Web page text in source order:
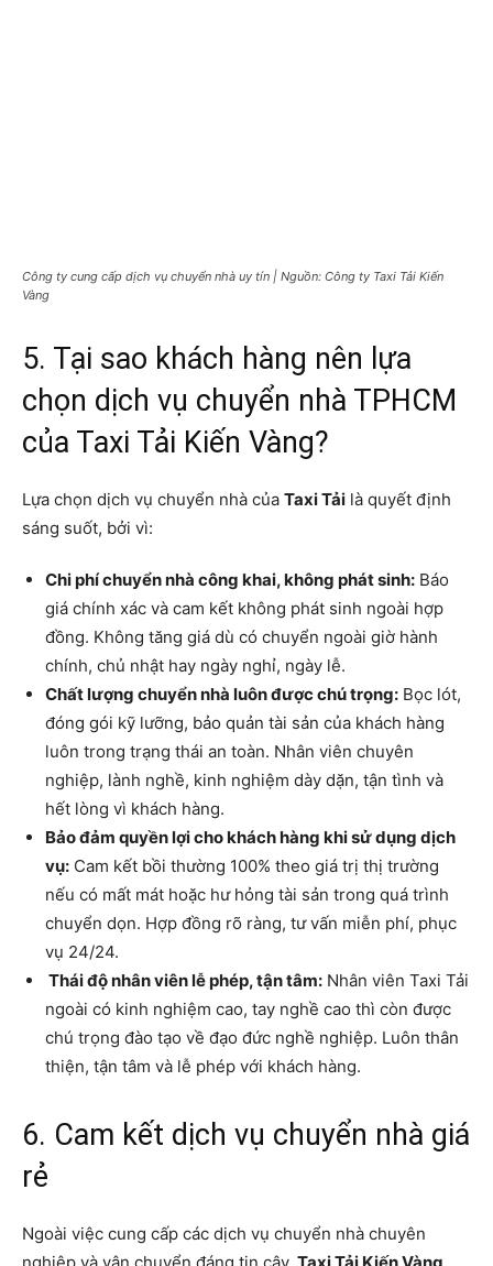
Công ty cung cấp dịch vụ chuyển nhà uy tín | Nguồn: Công ty Taxi Tải Kiến
Vàng
5. Tại sao khách hàng nên lựa
chọn dịch vụ chuyển nhà TPHCM
của Taxi Tải Kiến Vàng?
Lựa chọn dịch vụ chuyển nhà của Taxi Tải là quyết định
sáng suốt, bởi vì:
Chi phí chuyển nhà công khai, không phát sinh: Báo
giá chính xác và cam kết không phát sinh ngoài hợp
đồng. Không tăng giá dù có chuyển ngoài giờ hành
chính, chủ nhật hay ngày nghỉ, ngày lễ.
Chất lượng chuyển nhà luôn được chú trọng: Bọc lót,
đóng gói kỹ lưỡng, bảo quản tài sản của khách hàng
luôn trong trạng thái an toàn. Nhân viên chuyên
nghiệp, lành nghề, kinh nghiệm dày dặn, tận tình và
hết lòng vì khách hàng.
Bảo đảm quyền lợi cho khách hàng khi sử dụng dịch
vụ: Cam kết bồi thường 100% theo giá trị thị trường
nếu có mất mát hoặc hư hỏng tài sản trong quá trình
chuyển dọn. Hợp đồng rõ ràng, tư vấn miễn phí, phục
vụ 24/24.
Thái độ nhân viên lễ phép, tận tâm: Nhân viên Taxi Tải
ngoài có kinh nghiệm cao, tay nghề cao thì còn được
chú trọng đào tạo về đạo đức nghề nghiệp. Luôn thân
thiện, tận tâm và lễ phép với khách hàng.
6. Cam kết dịch vụ chuyển nhà giá
rẻ
Ngoài việc cung cấp các dịch vụ chuyển nhà chuyên
nghiệp và vận chuyển đáng tin cậy, Taxi Tải Kiến Vàng